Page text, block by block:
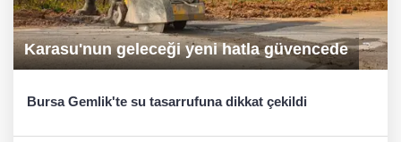
Karasu'nun geleceği yeni hatla güvencede
Bursa Gemlik'te su tasarrufuna dikkat çekildi